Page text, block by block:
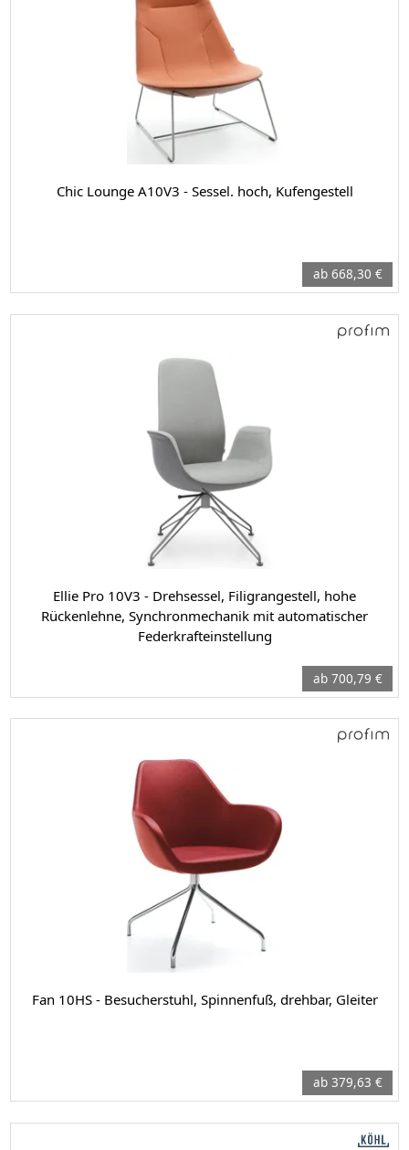
Chic Lounge A10V3 - Sessel. hoch, Kufengestell
ab 668,30 €
Ellie Pro 10V3 - Drehsessel, Filigrangestell, hohe
Rückenlehne, Synchronmechanik mit automatischer
Federkrafteinstellung
ab 700,79 €
Fan 10HS - Besucherstuhl, Spinnenfuß, drehbar, Gleiter
ab 379,63 €